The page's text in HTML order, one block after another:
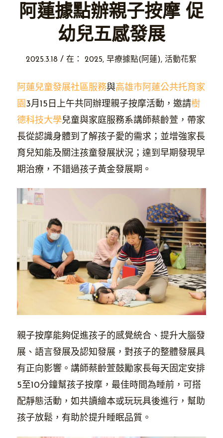
阿蓮據點辦親子按摩 促
幼兒五感發展
2025.3.18 / 在：2025,早療據點(阿蓮),活動花絮
阿蓮兒童發展社區服務與高雄市阿蓮公共托育家
園3月15日上午共同辦理親子按摩活動，邀請樹
德科技大學兒童與家庭服務系講師蔡齡萱，帶家
長從認識身體到了解孩子愛的需求；並增強家長
育兒知能及關注孩童發展狀況；達到早期發現早
期治療，不錯過孩子黃金發展期。
親子按摩能夠促進孩子的感覺統合、提升大腦發
展、語言發展及認知發展，對孩子的整體發展具
有正向影響。講師蔡齡萱鼓勵家長每天固定安排
5至10分鐘幫孩子按摩，最佳時間為睡前，可搭
配靜態活動，如共讀繪本或玩玩具後進行，幫助
孩子放鬆，有助於提升睡眠品質。